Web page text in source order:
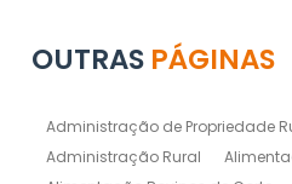
OUTRAS PÁGINAS
Administração de Propriedade
Administração Rural